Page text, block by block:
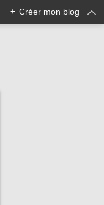
+ Créer mon blog